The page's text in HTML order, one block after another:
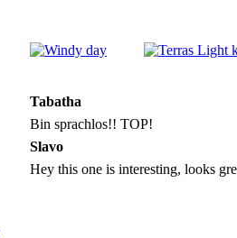
Tabatha
Bin sprachlos!! TOP!
Slavo
Hey this one is interesting, looks